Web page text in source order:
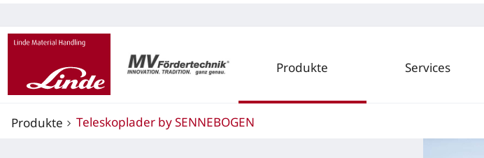
Produkte Services
Produkte Teleskoplader by SENNEBOGEN